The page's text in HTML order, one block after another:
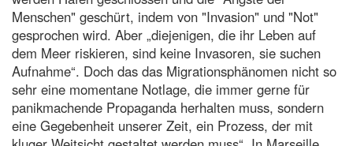
Menschen" geschürt, indem von "Invasion" und "Not"
gesprochen wird. Aber „diejenigen, die ihr Leben auf
dem Meer riskieren, sind keine Invasoren, sie suchen
Aufnahme“. Doch das das Migrationsphänomen nicht so
sehr eine momentane Notlage, die immer gerne für
panikmachende Propaganda herhalten muss, sondern
eine Gegebenheit unserer Zeit, ein Prozess, der mit